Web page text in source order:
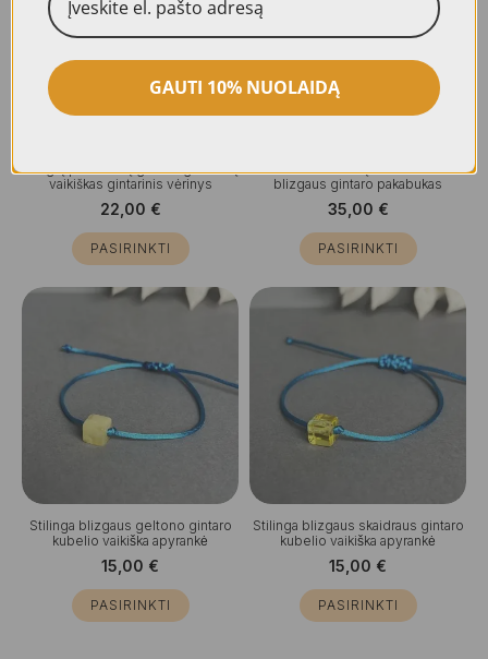
Blizgių peizažinių gintaro gabalėlių
vaikiškas gintarinis vėrinys
22,00 €
PASIRINKTI
Mielas sausainiukų formos žalsvo
blizgaus gintaro pakabukas
35,00 €
PASIRINKTI
Stilinga blizgaus geltono gintaro
kubelio vaikiška apyrankė
15,00 €
PASIRINKTI
Stilinga blizgaus skaidraus gintaro
kubelio vaikiška apyrankė
15,00 €
PASIRINKTI
GAUTI 10% NUOLAIDĄ